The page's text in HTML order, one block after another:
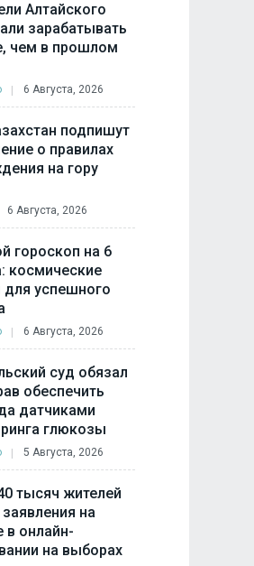
Алтайского
зарабатывать
чем в прошлом
6 Августа, 2026
подпишут
о правилах
на гору
6 Августа, 2026
гороскоп на 6
космические
для успешного
6 Августа, 2026
суд обязал
обеспечить
датчиками
глюкозы
5 Августа, 2026
тысяч жителей
на
в онлайн-
на выборах